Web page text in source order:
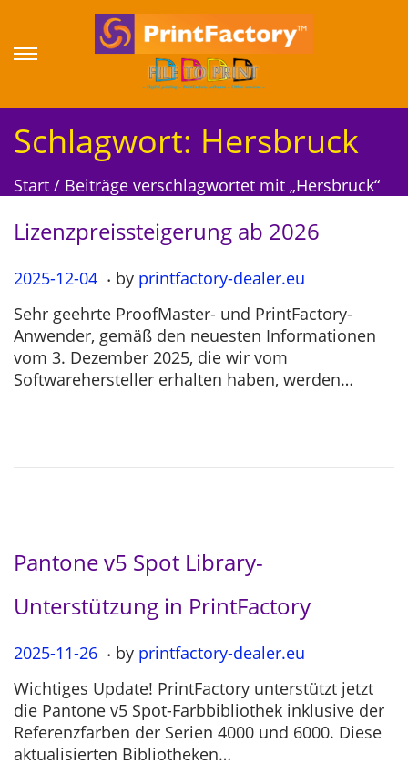
S
k
i
p
t
n
v
g
t
i
o
n
S
k
i
p
t
c
n
e
t
Schlagwort: Hersbruck
Start / Beiträge verschlagwortet mit „Hersbruck“
Lizenzpreissteigerung ab 2026
P
s
t
e
d
2025-12-04 2
2
5
-
1
. by printfactory-dealer.eu
Sehr geehrte ProofMaster- und PrintFactory-
Anwender, gemäß den neuesten Informationen
vom 3. Dezember 2025, die wir vom
Softwarehersteller erhalten haben, werden…
Pantone v5 Spot Library-
Unterstützung in PrintFactory
P
s
t
e
d
2025-11-26 2
2
5
-
1
. by printfactory-dealer.eu
Wichtiges Update! PrintFactory unterstützt jetzt
die Pantone v5 Spot-Farbbibliothek inklusive der
Referenzfarben der Serien 4000 und 6000. Diese
aktualisierten Bibliotheken…